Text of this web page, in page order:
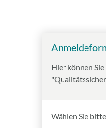
Hier können
Wählen Sie